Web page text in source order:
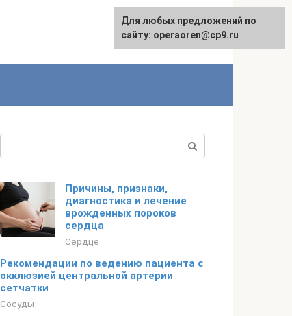
Причины, признаки,
диагностика и лечение
врожденных пороков
сердца
Сердце
Рекомендации по ведению пациента с
окклюзией центральной артерии
сетчатки
Сосуды
Для любых предложений по
сайту: operaoren@cp9.ru